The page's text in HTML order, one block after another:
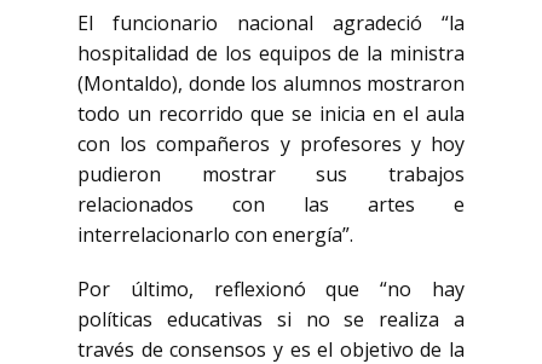
El funcionario nacional agradeció “la
hospitalidad de los equipos de la ministra
(Montaldo), donde los alumnos mostraron
todo un recorrido que se inicia en el aula
con los compañeros y profesores y hoy
pudieron mostrar sus trabajos
relacionados con las artes e
interrelacionarlo con energía”.
Por último, reflexionó que “no hay
políticas educativas si no se realiza a
través de consensos y es el objetivo de la